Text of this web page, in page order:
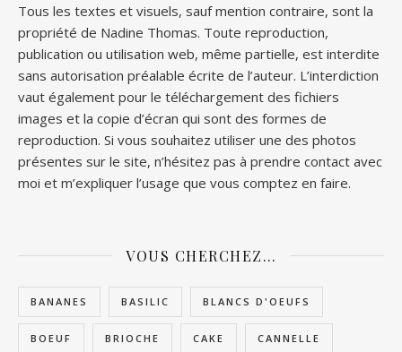
Tous les textes et visuels, sauf mention contraire, sont la
propriété de Nadine Thomas. Toute reproduction,
publication ou utilisation web, même partielle, est interdite
sans autorisation préalable écrite de l’auteur. L’interdiction
vaut également pour le téléchargement des fichiers
images et la copie d’écran qui sont des formes de
reproduction. Si vous souhaitez utiliser une des photos
présentes sur le site, n’hésitez pas à prendre contact avec
moi et m’expliquer l’usage que vous comptez en faire.
VOUS CHERCHEZ…
BANANES BASILIC BLANCS D'OEUFS
BOEUF BRIOCHE CAKE CANNELLE